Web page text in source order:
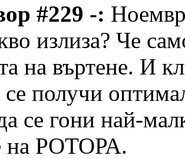
#229 -:
излиза? Че
на въртене. И
се получи
се гони най-
на РОТОРА.